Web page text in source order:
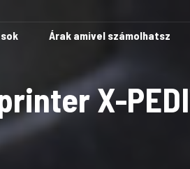
Árak amivel számolhatsz
X-